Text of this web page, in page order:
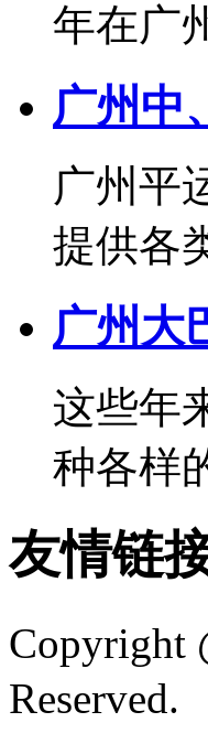
年在广
广州中
广州平
提供各
广州大
这些年
种各样
友情链
Copyright
Reserved.